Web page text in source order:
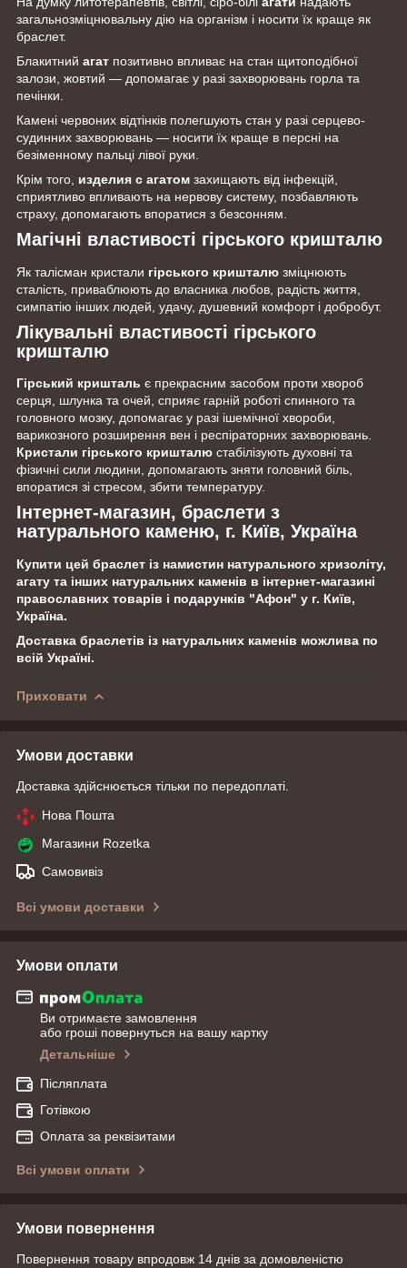
загальнозміцнювальну дію на організм і носити їх краще як
браслет.
Блакитний агат позитивно впливає на стан щитоподібної
залози, жовтий — допомагає у разі захворювань горла та
печінки.
Камені червоних відтінків полегшують стан у разі серцево-
судинних захворювань — носити їх краще в персні на
безіменному пальці лівої руки.
Крім того, изделия с агатом захищають від інфекцій,
сприятливо впливають на нервову систему, позбавляють
страху, допомагають впоратися з безсонням.
Магічні властивості гірського кришталю
Як талісман кристали гірського кришталю зміцнюють
сталість, приваблюють до власника любов, радість життя,
симпатію інших людей, удачу, душевний комфорт і добробут.
Лікувальні властивості гірського
кришталю
Гірський кришталь є прекрасним засобом проти хвороб
серця, шлунка та очей, сприяє гарній роботі спинного та
головного мозку, допомагає у разі ішемічної хвороби,
варикозного розширення вен і респіраторних захворювань.
Кристали гірського кришталю стабілізують духовні та
фізичні сили людини, допомагають зняти головний біль,
впоратися зі стресом, збити температуру.
Інтернет-магазин, браслети з
натурального каменю, г. Київ, Україна
Купити цей браслет із намистин натурального хризоліту,
агату та інших натуральних каменів в інтернет-магазині
православних товарів і подарунків "Афон" у г. Київ,
Україна.
Доставка браслетів із натуральних каменів можлива по
всій Україні.
Приховати
Умови доставки
Доставка здійснюється тільки по передоплаті.
Нова Пошта
Магазини Rozetka
Самовивіз
Всі умови доставки
Умови оплати
Ви отримаєте замовлення
або гроші повернуться на вашу картку
Детальніше
Післяплата
Готівкою
Оплата за реквізитами
Всі умови оплати
Умови повернення
Повернення товару впродовж 14 днів за домовленістю